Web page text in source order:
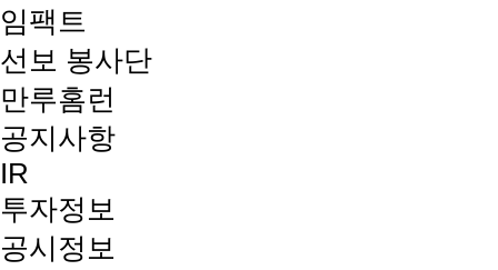
임팩트
선보 봉사단
만루홈런
공지사항
IR
투자정보
공시정보